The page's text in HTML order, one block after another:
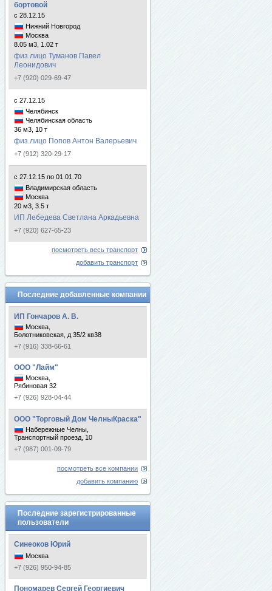
бортовой
с 28.12.15
Нижний Новгород
Москва
8.05 м3, 1.02 т
физ.лицо Туманов Павел
Леонидович
+7 (920) 029-69-47
с 27.12.15
Челябинск
Челябинская область
36 м3, 10 т
физ.лицо Попов Антон Валерьевич
+7 (912) 320-29-17
с 27.12.15 по 01.01.70
Владимирская область
Москва
20 м3, 3.5 т
ИП Лебедева Светлана Аркадьевна
+7 (920) 627-65-23
посмотреть весь транспорт
добавить транспорт
Последние добавленные компании
ИП Гончаров А. В.
Москва,
Болотниковская, д 35/2 кв38
+7 (916) 338-66-61
ООО "Лайм"
Москва,
Рябиновая 32
+7 (926) 928-04-44
ООО "Торговый Дом ЧелныКраска"
Набережные Челны,
Транспортный проезд, 10
+7 (987) 001-09-79
посмотреть все компании
добавить компанию
Последние зарегистрированные
пользователи
Синеоков Юрий
Москва
+7 (926) 950-94-85
Пономарев Сергей Георгиевич